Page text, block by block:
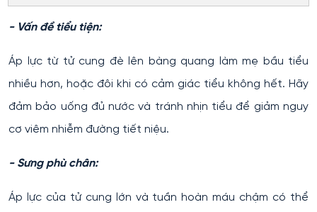
- Vấn đề tiểu tiện:
Áp lực từ tử cung đè lên bàng quang làm mẹ bầu tiểu
nhiều hơn, hoặc đôi khi có cảm giác tiểu không hết. Hãy
đảm bảo uống đủ nước và tránh nhịn tiểu để giảm nguy
cơ viêm nhiễm đường tiết niệu.
- Sưng phù chân:
Áp lực của tử cung lớn và tuần hoàn máu chậm có thể